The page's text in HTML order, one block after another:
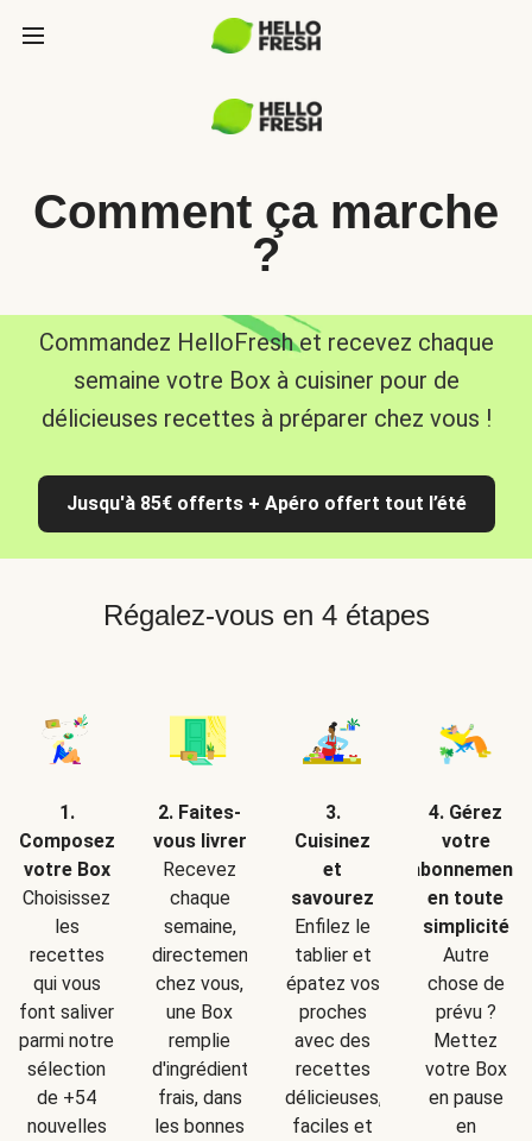
Comment ça marche
?
Commandez HelloFresh et recevez chaque
semaine votre Box à cuisiner pour de
délicieuses recettes à préparer chez vous !
Jusqu'à 85€ offerts + Apéro offert tout l’été
Régalez-vous en 4 étapes
1.
Composez
votre Box
Choisissez
les
recettes
qui vous
font saliver
parmi notre
sélection
de +54
nouvelles
2. Faites-
vous livrer
Recevez
chaque
semaine,
directement
chez vous,
une Box
remplie
d'ingrédients
frais, dans
les bonnes
3.
Cuisinez
et
savourez
Enfilez le
tablier et
épatez vos
proches
avec des
recettes
délicieuses,
faciles et
4. Gérez
votre
abonnement
en toute
simplicité
Autre
chose de
prévu ?
Mettez
votre Box
en pause
en